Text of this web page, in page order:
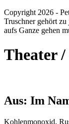
Copyright 2026 -
Truschner gehört zu
aufs Ganze gehen
Theater
Aus: Im
Kohlenmonoxid,